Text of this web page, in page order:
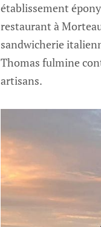
établissement
restaurant à
sandwicherie
Thomas fulmine
artisans.